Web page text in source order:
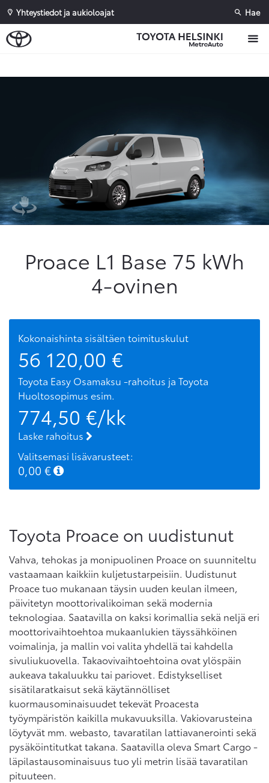
Yhteystiedot ja aukioloajat Hae
Proace L1 Base 75 kWh
4-ovinen
Kokonaishinta sisältäen toimituskulut
56 120,00 €
Toyota Easy Osamaksu -rahoitus ja Toyota
Huoltosopimus esim.
774,50 €/kk
Laske rahoitus
Valitsemasi lisävarusteet:
0,00 €
Toyota Proace on uudistunut
Vahva, tehokas ja monipuolinen Proace on suunniteltu
vastaamaan kaikkiin kuljetustarpeisiin. Uudistunut
Proace tuo mukanaan täysin uuden keulan ilmeen,
päivitetyn moottorivalikoiman sekä modernia
teknologiaa. Saatavilla on kaksi korimallia sekä neljä eri
moottorivaihtoehtoa mukaanlukien täyssähköinen
voimalinja, ja mallin voi valita yhdellä tai kahdella
sivuliukuovella. Takaovivaihtoehtoina ovat ylöspäin
aukeava takaluukku tai pariovet. Edistykselliset
sisätilaratkaisut sekä käytännölliset
kuormausominaisuudet tekevät Proacesta
työympäristön kaikilla mukavuuksilla. Vakiovarusteina
löytyvät mm. webasto, tavaratilan lattiavanerointi sekä
pysäköintitutkat takana. Saatavilla oleva Smart Cargo -
läpilastausominaisuus tuo yli metrin lisää tavaratilan
pituuteen.